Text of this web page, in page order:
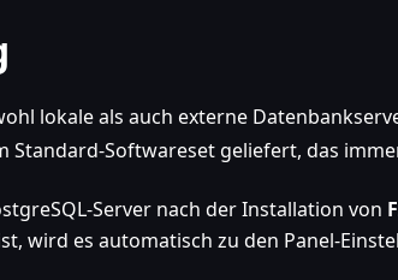
lokale als auch externe
Standard-Softwareset geliefert, das
Server nach der Installation von
wird es automatisch zu den Panel-